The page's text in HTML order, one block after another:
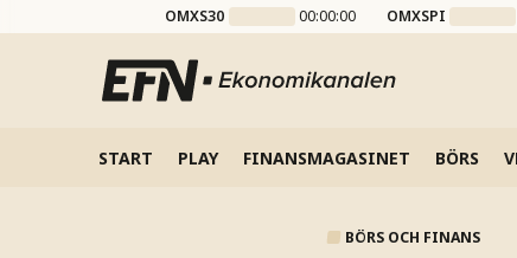
OMXS30 00:00:00 OMXSPI
START PLAY FINANSMAGASINET BÖRS
BÖRS OCH FINANS